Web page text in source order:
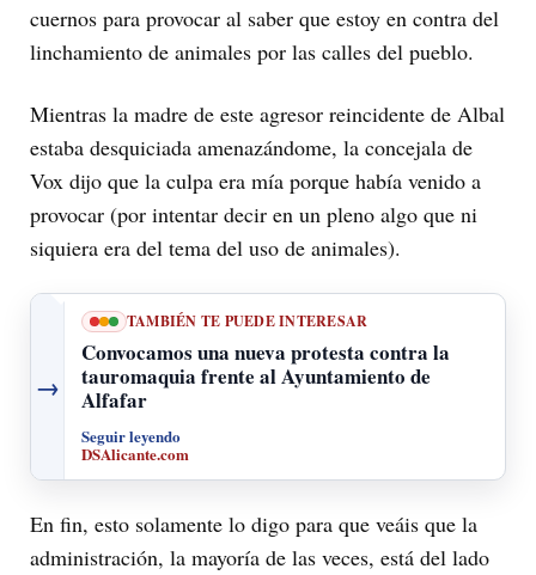
cuernos para provocar al saber que estoy en contra del
linchamiento de animales por las calles del pueblo.
Mientras la madre de este agresor reincidente de Albal
estaba desquiciada amenazándome, la concejala de
Vox dijo que la culpa era mía porque había venido a
provocar (por intentar decir en un pleno algo que ni
siquiera era del tema del uso de animales).
→
TAMBIÉN TE PUEDE INTERESAR
Convocamos una nueva protesta contra la
tauromaquia frente al Ayuntamiento de
Alfafar
Seguir leyendo
DSAlicante.com
En fin, esto solamente lo digo para que veáis que la
administración, la mayoría de las veces, está del lado